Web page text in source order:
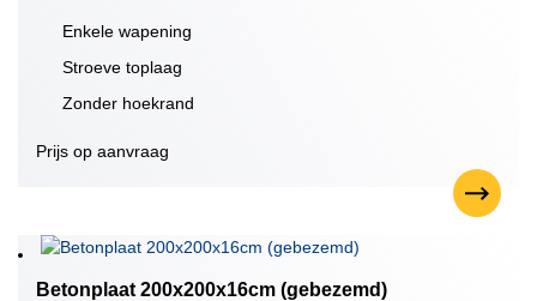
Enkele wapening
Stroeve toplaag
Zonder hoekrand
Prijs op aanvraag
Betonplaat 200x200x16cm (gebezemd)